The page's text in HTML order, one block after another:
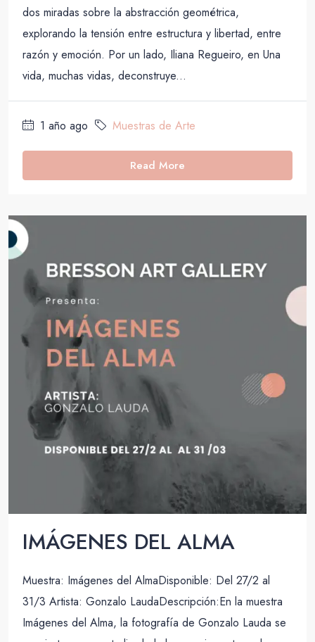
dos miradas sobre la abstracción geométrica,
explorando la tensión entre estructura y libertad, entre
razón y emoción. Por un lado, Iliana Regueiro, en Una
vida, muchas vidas, deconstruye...
1 año ago Muestras de Arte
Read More
IMÁGENES DEL ALMA
Muestra: Imágenes del AlmaDisponible: Del 27/2 al
31/3 Artista: Gonzalo LaudaDescripción:En la muestra
Imágenes del Alma, la fotografía de Gonzalo Lauda se